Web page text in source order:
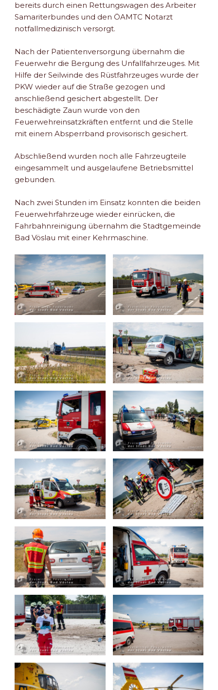
bereits durch einen Rettungswagen des Arbeiter
Samariterbundes und den ÖAMTC Notarzt
notfallmedizinisch versorgt.
Nach der Patientenversorgung übernahm die
Feuerwehr die Bergung des Unfallfahrzeuges. Mit
Hilfe der Seilwinde des Rüstfahrzeuges wurde der
PKW wieder auf die Straße gezogen und
anschließend gesichert abgestellt. Der
beschädigte Zaun wurde von den
Feuerwehreinsatzkräften entfernt und die Stelle
mit einem Absperrband provisorisch gesichert.
Abschließend wurden noch alle Fahrzeugteile
eingesammelt und ausgelaufene Betriebsmittel
gebunden.
Nach zwei Stunden im Einsatz konnten die beiden
Feuerwehrfahrzeuge wieder einrücken, die
Fahrbahnreinigung übernahm die Stadtgemeinde
Bad Vöslau mit einer Kehrmaschine.